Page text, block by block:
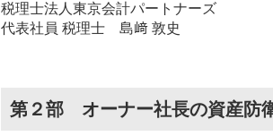
税理士法人東京会計パートナーズ
代表社員 税理士 島﨑 敦史
第２部 オーナー社長の資産防